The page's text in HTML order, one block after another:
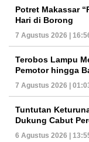
Potret Makassar
Hari di Borong
7 Agustus 2026 |
Terobos Lampu
Pemotor hingga
7 Agustus 2026 |
Tuntutan
Dukung Cabut
6 Agustus 2026 |